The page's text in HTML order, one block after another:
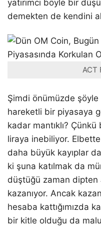
yatırımcı böyle bir
demekten de kendini
ACT
Şimdi önümüzde
hareketli bir piyasaya
kadar mantıklı?
liraya inebiliyor.
daha büyük kayıplar
ki şuna katılmak da
düştüğü zaman dipten
kazanıyor. Ancak
hesaba kattığımızda
bir kitle olduğu da